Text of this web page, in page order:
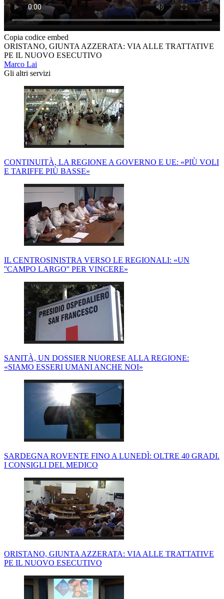
Copia codice embed
ORISTANO, GIUNTA AZZERATA: VIA ALLE TRATTATIVE
PE IL NUOVO ESECUTIVO
Marco Lai
Gli altri servizi
CONTINUITÀ, LA REGIONE A GOVERNO E UE: «PIÙ VOLI
E TARIFFE PIÙ BASSE»
IL CENTROSINISTRA VERSO LE REGIONALI: «UN
''CAMPO LARGO'' PER VINCERE»
SANITÀ, UN DOSSIER NUORESE ALLA REGIONE:
«SIAMO ESSERI UMANI ANCHE NOI»
SARDEGNA ROVENTE FINO A LUNEDÌ: OLTRE 40 GRADI.
I CONSIGLI DEL MEDICO
ORISTANO, GIUNTA AZZERATA: VIA ALLE TRATTATIVE
PE IL NUOVO ESECUTIVO